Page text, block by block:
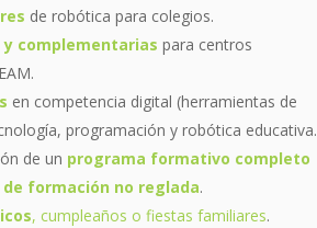
de robótica para colegios.
complementarias para centros
en competencia digital (herramientas de
programación y robótica educativa.
de un programa formativo completo
formación no reglada.
, cumpleaños o fiestas familiares.